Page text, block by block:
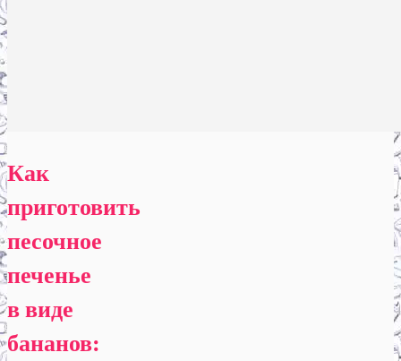
Как
приготовить
песочное
печенье
в виде
бананов: